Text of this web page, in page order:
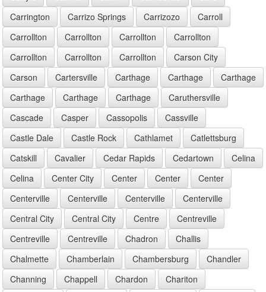
Carrington
Carrizo Springs Carrizozo
Carroll
Carrollton
Carrollton Carrollton
Carrollton
Carrollton
Carrollton Carrollton
Carson City
Carson
Cartersville Carthage Carthage
Carthage
Carthage
Carthage Carthage
Caruthersville
Cascade
Casper Cassopolis
Cassville
Castle Dale
Castle Rock Cathlamet
Catlettsburg
Catskill
Cavalier Cedar Rapids Cedartown
Celina
Celina
Center City Center Center
Center
Centerville
Centerville Centerville
Centerville
Central City
Central City Centre
Centreville
Centreville
Centreville Chadron
Challis
Chalmette
Chamberlain Chambersburg
Chandler
Channing
Chappell Chardon
Chariton